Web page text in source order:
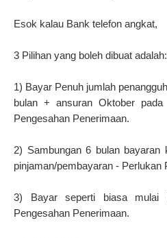
Esok kalau Bank telefon angkat,
3 Pilihan yang boleh dibuat adalah:
1) Bayar Penuh jumlah
bulan + ansuran Oktober
Pengesahan Penerimaan.
2) Sambungan 6 bulan bayaran
pinjaman/pembayaran - Perlukan
3) Bayar seperti biasa mulai
Pengesahan Penerimaan.